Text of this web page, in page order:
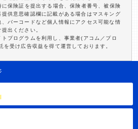
保険証を提出する場合、保険者番号、被保険
供意思確認欄に記載がある場合はマスキング
バーコードなど個人情報にアクセス可能な情
出ください。
プログラムを利用し、事業者(アコム／プロ
を受け広告収益を得て運営しております。